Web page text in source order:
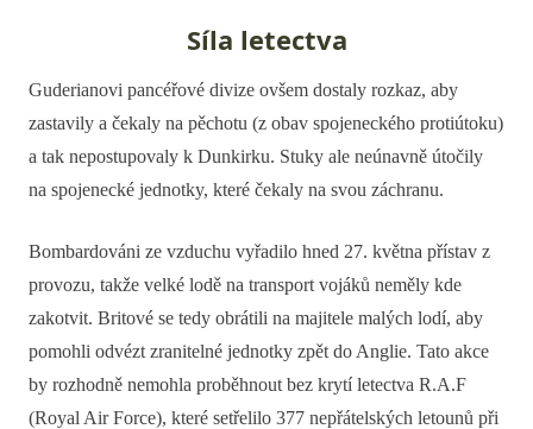
Síla letectva
Guderianovi pancéřové divize ovšem dostaly rozkaz, aby
zastavily a čekaly na pěchotu (z obav spojeneckého protiútoku)
a tak nepostupovaly k Dunkirku. Stuky ale neúnavně útočily
na spojenecké jednotky, které čekaly na svou záchranu.
Bombardováni ze vzduchu vyřadilo hned 27. května přístav z
provozu, takže velké lodě na transport vojáků neměly kde
zakotvit. Britové se tedy obrátili na majitele malých lodí, aby
pomohli odvézt zranitelné jednotky zpět do Anglie. Tato akce
by rozhodně nemohla proběhnout bez krytí letectva R.A.F
(Royal Air Force), které setřelilo 377 nepřátelských letounů při